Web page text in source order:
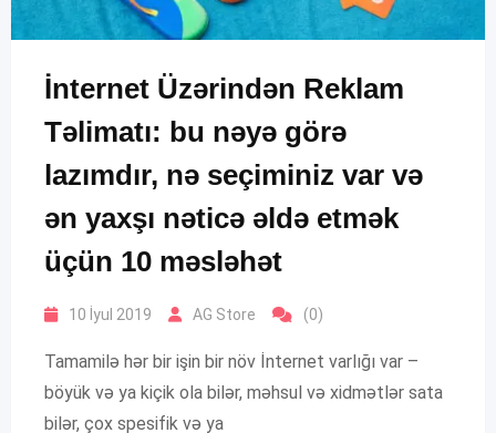
İnternet Üzərindən Reklam
Təlimatı: bu nəyə görə
lazımdır, nə seçiminiz var və
ən yaxşı nəticə əldə etmək
üçün 10 məsləhət
10 İyul 2019 AG Store (0)
Tamamilə hər bir işin bir növ İnternet varlığı var –
böyük və ya kiçik ola bilər, məhsul və xidmətlər sata
bilər, çox spesifik və ya